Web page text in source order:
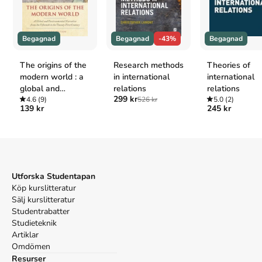
Social Research Methods
. 6:e uppl. Oxford University
Press.
Oxford
Bryman, Alan (Former Professor of Organizational and
(Oxford University Press, 2021).
APA
Bryman, A. (Former P. of O. and S. (2021).
Social Research Methods
(6:e uppl.). Oxford University
Begagnad
The origins of the
modern world : a
global and
environmental
narrative from the
4.6 (9)
139 kr
Begagnad -43%
Research methods
in international
relations
299 kr526 kr
Begagnad
Theories of
international
relations
5.0 (2)
245 kr
Utforska Studentapan
Köp kurslitteratur
Sälj kurslitteratur
Studentrabatter
Studieteknik
Artiklar
Omdömen
Resurser